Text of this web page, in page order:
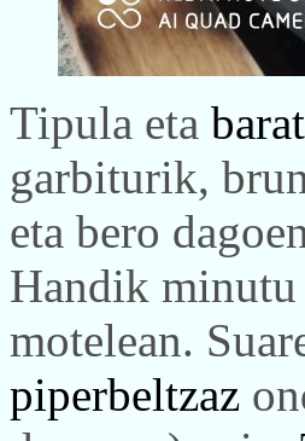
Tipula eta
garbiturik,
eta bero
Handik minutu
motelean.
piperbeltzaz